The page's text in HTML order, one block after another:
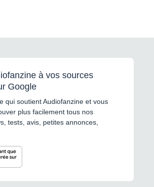
à vos sources
Google
qui soutient Audiofanzine et vous
plus facilement tous nos
tests, avis, petites annonces,